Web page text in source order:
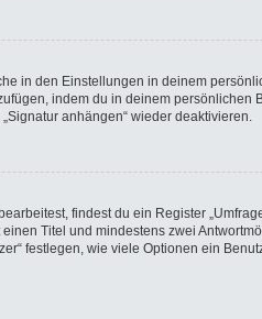
in den Einstellungen in deinem
indem du in deinem
anhängen“ wieder deaktivieren.
findest du ein Register
Titel und mindestens zwei
festlegen, wie viele Optionen ein